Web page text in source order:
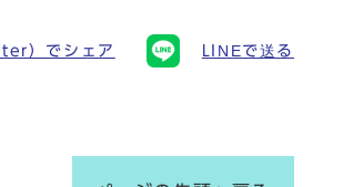
）でシェア LINEで送る